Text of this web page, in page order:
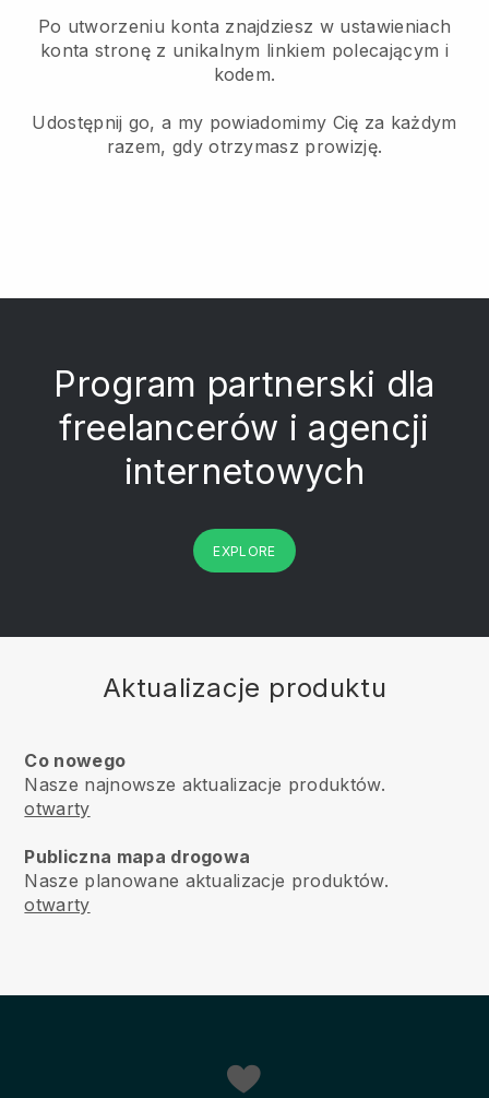
Po utworzeniu konta znajdziesz w ustawieniach
konta stronę z unikalnym linkiem polecającym i
kodem.
Udostępnij go, a my powiadomimy Cię za każdym
razem, gdy otrzymasz prowizję.
Program partnerski dla
freelancerów i agencji
internetowych
EXPLORE
Aktualizacje produktu
Co nowego
Nasze najnowsze aktualizacje produktów.
otwarty
Publiczna mapa drogowa
Nasze planowane aktualizacje produktów.
otwarty